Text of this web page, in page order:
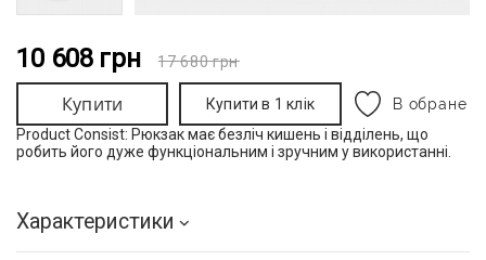
10 608 грн 17 680грн
Купити Купити в 1 клік
В обране
Product Consist: Рюкзак має безліч кишень і відділень, що
робить його дуже функціональним і зручним у використанні.
Характеристики